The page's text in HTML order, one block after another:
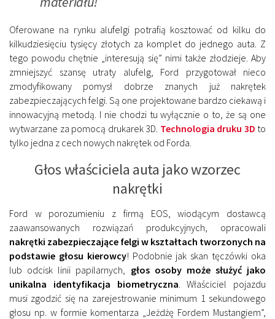
Oferowane na rynku alufelgi potrafią kosztować od kilku do
kilkudziesięciu tysięcy złotych za komplet do jednego auta. Z
tego powodu chętnie „interesują się” nimi także złodzieje. Aby
zmniejszyć szansę utraty alufelg, Ford przygotował nieco
zmodyfikowany pomysł dobrze znanych już nakrętek
zabezpieczających felgi. Są one projektowane bardzo ciekawą i
innowacyjną metodą. I nie chodzi tu wyłącznie o to, że są one
wytwarzane za pomocą drukarek 3D. Technologia druku 3D to
tylko jedna z cech nowych nakrętek od Forda.
Głos właściciela auta jako wzorzec
nakrętki
Ford w porozumieniu z firmą EOS, wiodącym dostawcą
zaawansowanych rozwiązań produkcyjnych, opracowali
nakrętki zabezpieczające felgi w kształtach tworzonych na
podstawie głosu kierowcy! Podobnie jak skan tęczówki oka
lub odcisk linii papilarnych, głos osoby może służyć jako
unikalna identyfikacja biometryczna . Właściciel pojazdu
musi zgodzić się na zarejestrowanie minimum 1 sekundowego
głosu np. w formie komentarza „Jeżdżę Fordem Mustangiem”,